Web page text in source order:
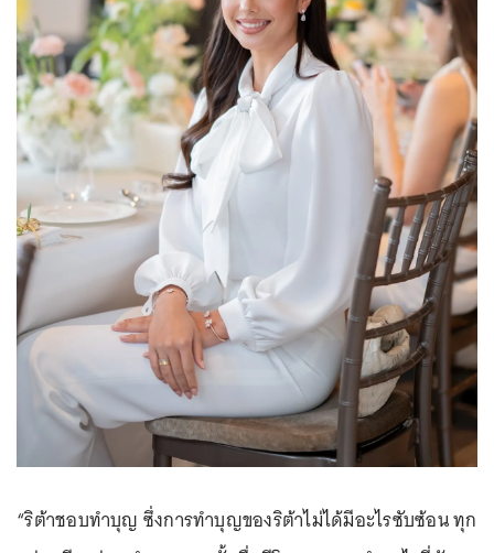
“ริต้าชอบทำบุญ ซึ่งการทำบุญของริต้าไม่ได้มีอะไรซับซ้อน ทุก